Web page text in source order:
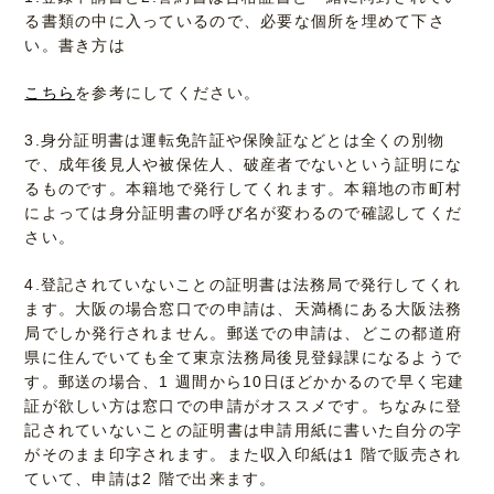
る書類の中に入っているので、必要な個所を埋めて下さ
い。書き方は
こちら を参考にしてください。
3.身分証明書は運転免許証や保険証などとは全くの別物
で、成年後見人や被保佐人、破産者でないという証明にな
るものです。本籍地で発行してくれます。本籍地の市町村
によっては身分証明書の呼び名が変わるので確認してくだ
さい。
4.登記されていないことの証明書は法務局で発行してくれ
ます。 大阪の場合窓口での申請は、天満橋にある大阪法務
局でしか発行されません。 郵送での申請は、どこの都道府
県に住んでいても全て東京法務局後見登録課になるようで
す。郵送の場合、1 週間から10日ほどかかるので早く宅建
証が欲しい方は窓口での申請がオススメです。ちなみに登
記されていないことの証明書は申請用紙に書いた自分の字
がそのまま印字されます。また収入印紙は1 階で販売され
ていて、申請は2 階で出来ます。